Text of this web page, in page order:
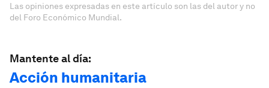
Las opiniones expresadas en este artículo son las del autor y no
del Foro Económico Mundial.
Mantente al día:
Acción humanitaria